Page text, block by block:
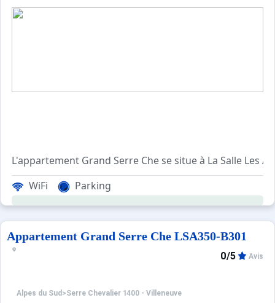
L'appartement Grand Serre Che se situe à La Salle Les
Au cœur du quartier des Iscles, la résidence du Grand
Les couchages sont équipés de couettes.
Nos amis les animaux ne sont pas acceptés.
WiFi Parking
Appartement Grand Serre Che LSA350-B301
Alpes du Sud >Serre Chevalier 1400 - Villeneuve
0/5 Avis